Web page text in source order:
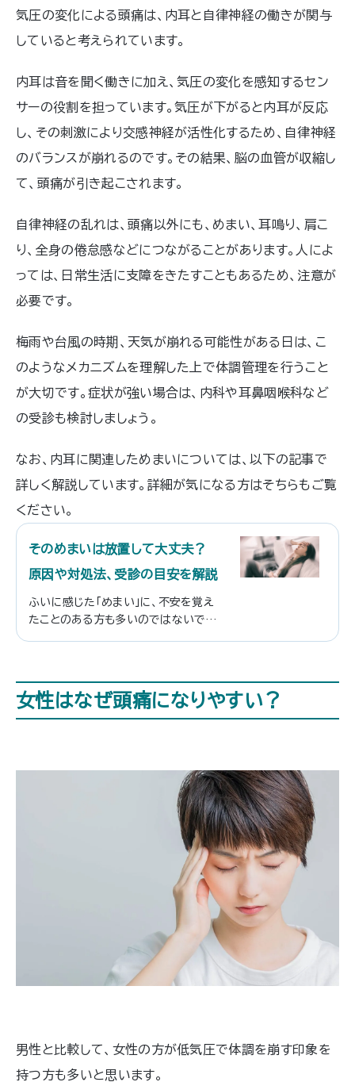
気圧の変化による頭痛は、内耳と自律神経の働きが関与
していると考えられています。
内耳は音を聞く働きに加え、気圧の変化を感知するセン
サーの役割を担っています。気圧が下がると内耳が反応
し、その刺激により交感神経が活性化するため、自律神経
のバランスが崩れるのです。その結果、脳の血管が収縮し
て、頭痛が引き起こされます。
自律神経の乱れは、頭痛以外にも、めまい、耳鳴り、肩こ
り、全身の倦怠感などにつながることがあります。人によ
っては、日常生活に支障をきたすこともあるため、注意が
必要です。
梅雨や台風の時期、天気が崩れる可能性がある日は、こ
のようなメカニズムを理解した上で体調管理を行うこと
が大切です。症状が強い場合は、内科や耳鼻咽喉科など
の受診も検討しましょう。
なお、内耳に関連しためまいについては、以下の記事で
詳しく解説しています。詳細が気になる方はそちらもご覧
ください。
そのめまいは放置して大丈夫？
原因や対処法、受診の目安を解説
ふいに感じた「めまい」に、不安を覚え
たことのある方も多いのではないでし
因や種類、予防法や対処法をわかりや
すく解説します。自分のめまいのタイプ
女性はなぜ頭痛になりやすい？
男性と比較して、女性の方が低気圧で体調を崩す印象を
持つ方も多いと思います。